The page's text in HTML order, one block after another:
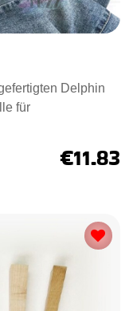
Delphin
für
€11.83